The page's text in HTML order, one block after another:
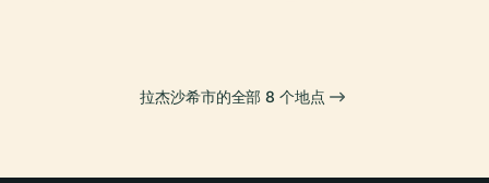
拉杰沙希市的全部 8 个地点